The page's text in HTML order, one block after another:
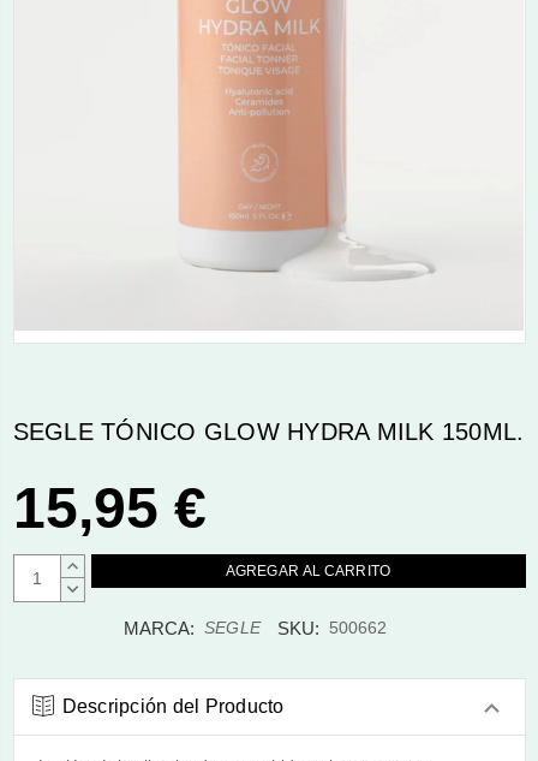
SEGLE TÓNICO GLOW HYDRA MILK 150ML.
15,95 €
AUMENTAR
CANTIDAD:
DISMINUIR
MARCA: SEGLE SKU: 500662
Descripción del Producto